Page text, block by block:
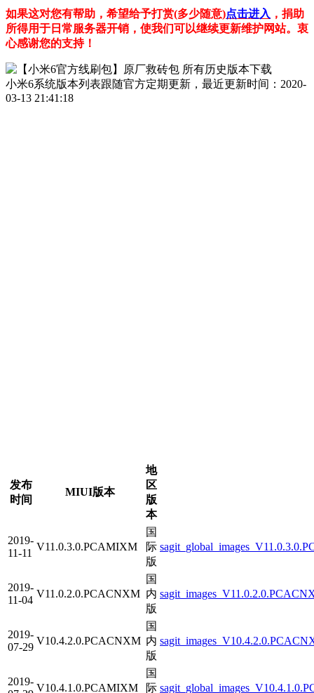
如果这对您有帮助，希望给予打赏(多少随意)点击进入 ，捐助
所得用于日常服务器开销，使我们可以继续更新维护网站。衷
心感谢您的支持！
小米6系统版本列表跟随官方定期更新，最近更新时间：2020-
03-13 21:41:18
发布
时间
MIUI版本
地
区
版
本
2019-
11-11
V11.0.3.0.PCAMIXM
国
际
版
2019-
11-04
V11.0.2.0.PCACNXM
国
内
版
2019-
07-29
V10.4.2.0.PCACNXM
国
内
版
2019-
V10.4.1.0.PCAMIXM
国
际